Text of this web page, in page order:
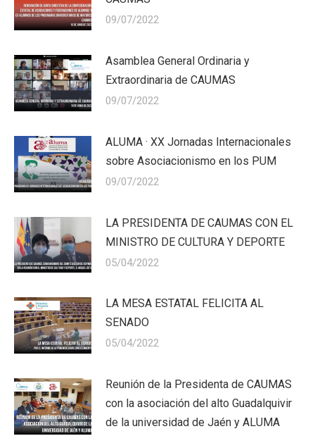
09/07/2022
Asamblea General Ordinaria y
Extraordinaria de CAUMAS
09/07/2022
ALUMA · XX Jornadas Internacionales
sobre Asociacionismo en los PUM
09/07/2022
LA PRESIDENTA DE CAUMAS CON EL
MINISTRO DE CULTURA Y DEPORTE
05/04/2022
LA MESA ESTATAL FELICITA AL
SENADO
05/04/2022
Reunión de la Presidenta de CAUMAS
con la asociación del alto Guadalquivir
de la universidad de Jaén y ALUMA